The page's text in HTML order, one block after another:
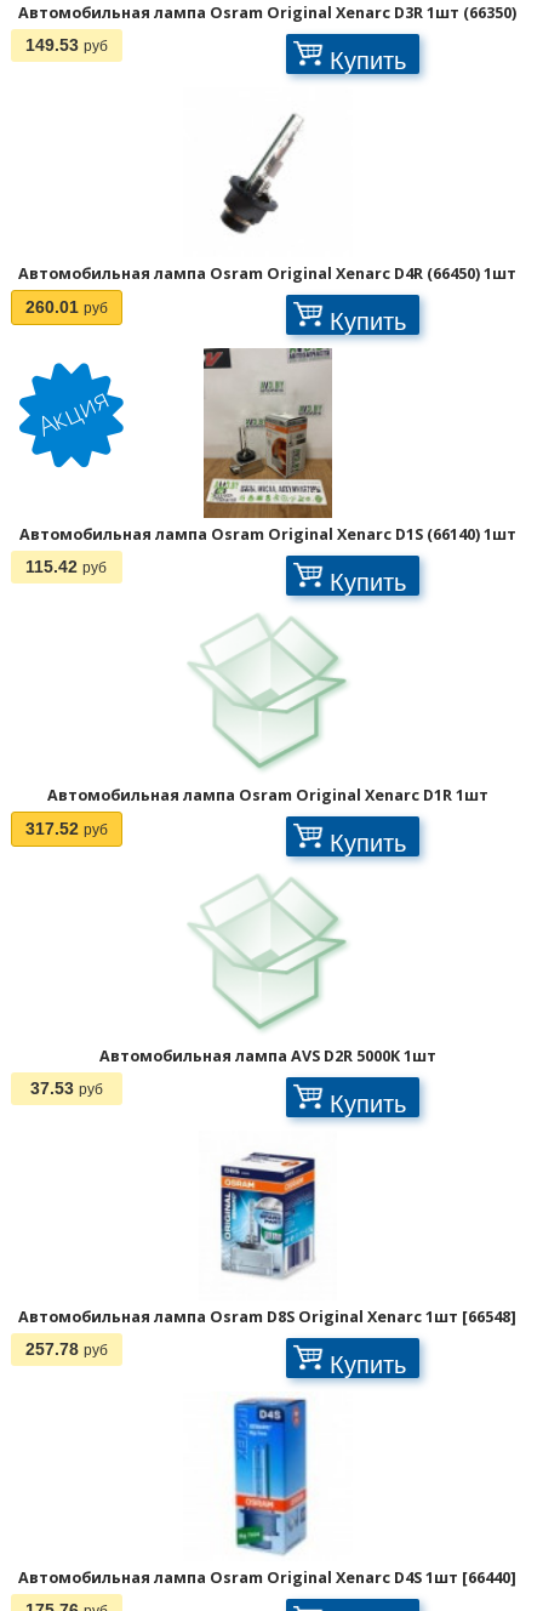
Автомобильная лампа Osram Original Xenarc D3R 1шт (66350)
149.53 руб Купить
Автомобильная лампа Osram Original Xenarc D4R (66450) 1шт
260.01 руб Купить
Автомобильная лампа Osram Original Xenarc D1S (66140) 1шт
115.42 руб Купить
Автомобильная лампа Osram Original Xenarc D1R 1шт
317.52 руб Купить
Автомобильная лампа AVS D2R 5000K 1шт
37.53 руб Купить
Автомобильная лампа Osram D8S Original Xenarc 1шт [66548]
257.78 руб Купить
Автомобильная лампа Osram Original Xenarc D4S 1шт [66440]